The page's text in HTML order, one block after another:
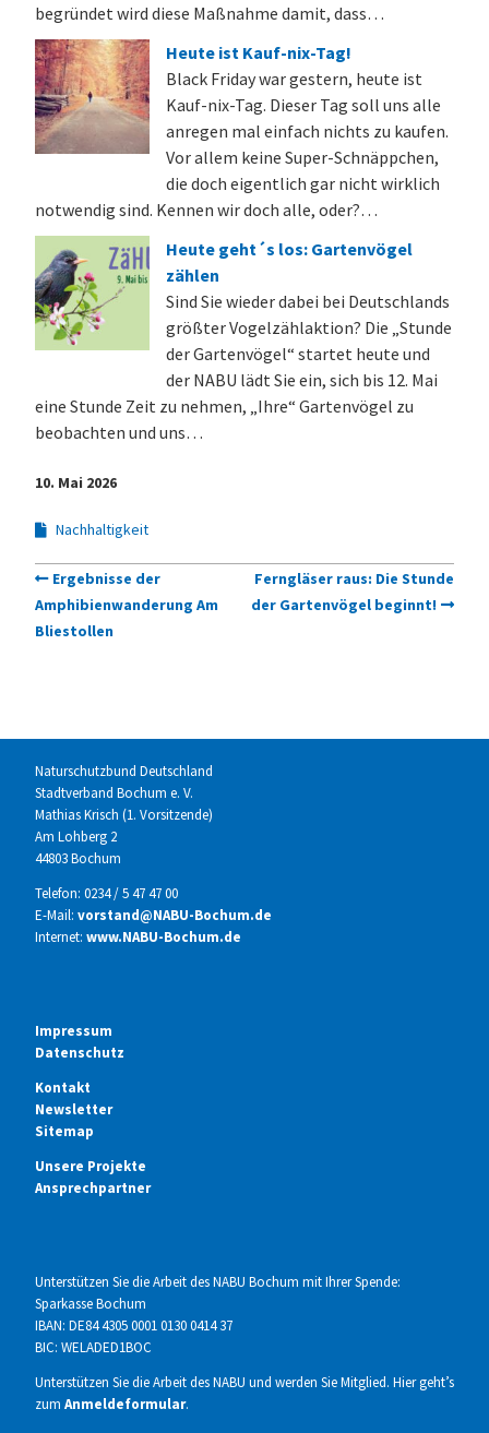
begründet wird diese Maßnahme damit, dass…
Heute ist Kauf-nix-Tag!
Black Friday war gestern, heute ist
Kauf-nix-Tag. Dieser Tag soll uns alle
anregen mal einfach nichts zu kaufen.
Vor allem keine Super-Schnäppchen,
die doch eigentlich gar nicht wirklich
notwendig sind. Kennen wir doch alle, oder?…
Heute geht´s los: Gartenvögel
zählen
Sind Sie wieder dabei bei Deutschlands
größter Vogelzählaktion? Die „Stunde
der Gartenvögel“ startet heute und
der NABU lädt Sie ein, sich bis 12. Mai
eine Stunde Zeit zu nehmen, „Ihre“ Gartenvögel zu
beobachten und uns…
10. Mai 2026
Nachhaltigkeit
Ergebnisse der
Amphibienwanderung Am
Bliestollen
Ferngläser raus: Die Stunde
der Gartenvögel beginnt!
Naturschutzbund Deutschland
Stadtverband Bochum e. V.
Mathias Krisch (1. Vorsitzende)
Am Lohberg 2
44803 Bochum
Telefon: 0234 / 5 47 47 00
E-Mail: vorstand@NABU-Bochum.de
Internet: www.NABU-Bochum.de
Impressum
Datenschutz
Kontakt
Newsletter
Sitemap
Unsere Projekte
Ansprechpartner
Unterstützen Sie die Arbeit des NABU Bochum mit Ihrer Spende:
Sparkasse Bochum
IBAN: DE84 4305 0001 0130 0414 37
BIC: WELADED1BOC
Unterstützen Sie die Arbeit des NABU und werden Sie Mitglied. Hier geht’s
zum Anmeldeformular.